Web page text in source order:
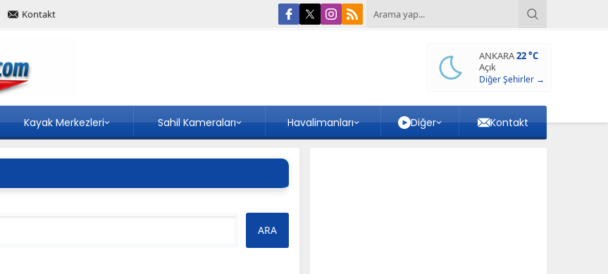
Kontakt
ANKARA22 °C
Açık
Diğer Şehirler →
Kayak Merkezleri Sahil Kameraları Havalimanları Diğer Kontakt